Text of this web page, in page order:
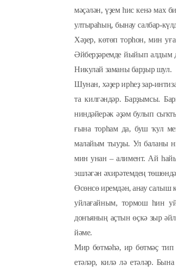
мәҫәлән, үҙем һис кенә мах
ултыраһың, бынау салбар-
Хәҙер, көтөп торһон, мин
Әйберҙәремде йыйып алдым
Никулай заманы барҙыр шул.
Шунан, хәҙер ирһеҙ зар-
та килгәндәр. Барҙымсы.
ниндәйерәк әҙәм булып
ғына торһам да, буш ҡул
малайым тыуҙы. Ул баланы
мин унан – алимент. Ай
эшләгән әхирәтемдең
Өсөнсө иремдән, анау салыш
уйлағайным, тормош һин
донъяның аҫтын өҫкә зыр
йәме.
Мир бөтмәһә, ир бөтмәҫ
етәләр, килә лә етәләр.